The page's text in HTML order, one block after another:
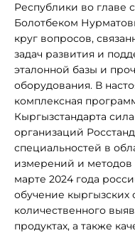
Республики во главе
Болотбеком
круг вопросов,
задач развития и
эталонной базы и
оборудования. В
комплексная
Кыргызстандарта
организаций
специальностей в
измерений и методов
марте 2024 года
обучение кыргызских
количественного
продуктах, а также